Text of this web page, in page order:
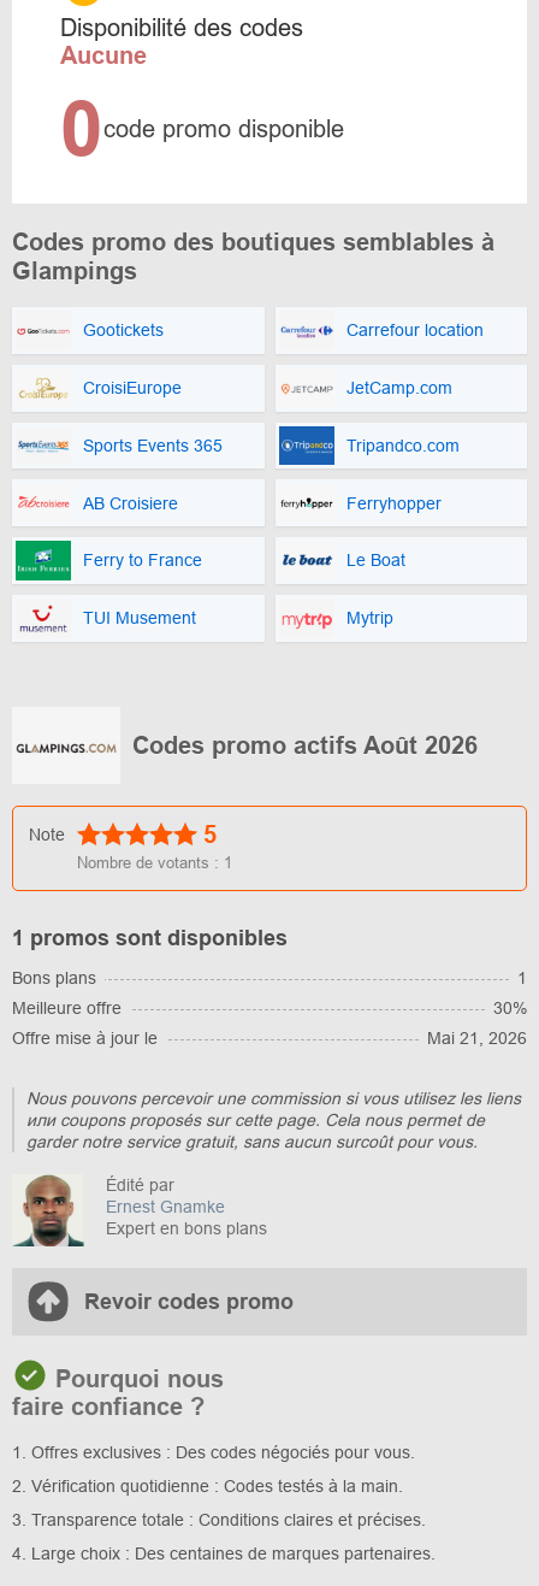
Disponibilité des codes
Aucune
0code promo disponible
Codes promo des boutiques semblables à
Glampings
Gootickets Carrefour location
CroisiEurope JetCamp.com
Sports Events 365 Tripandco.com
AB Croisiere Ferryhopper
Ferry to France Le Boat
TUI Musement Mytrip
Codes promo actifs Août 2026
Note 5
Nombre de votants : 1
1 promos sont disponibles
Bons plans
1
Meilleure offre
30%
Offre mise à jour le
Mai 21, 2026
Nous pouvons percevoir une commission si vous utilisez les liens
или coupons proposés sur cette page. Cela nous permet de
garder notre service gratuit, sans aucun surcoût pour vous.
Édité par
Ernest Gnamke
Expert en bons plans
Revoir codes promo
Pourquoi nous
faire confiance ?
1. Offres exclusives : Des codes négociés pour vous.
2. Vérification quotidienne : Codes testés à la main.
3. Transparence totale : Conditions claires et précises.
4. Large choix : Des centaines de marques partenaires.